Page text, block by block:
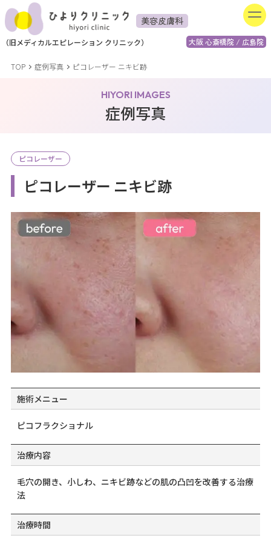
美容皮膚科
大阪 心斎橋院 / 広島院
（旧メディカルエピレーション クリニック）
TOP 症例写真 ピコレーザー ニキビ跡
HIYORI IMAGES
症例写真
ピコレーザー
ピコレーザー ニキビ跡
施術メニュー
ピコフラクショナル
治療内容
毛穴の開き、小しわ、ニキビ跡などの肌の凸凹を改善する治療
法
治療時間